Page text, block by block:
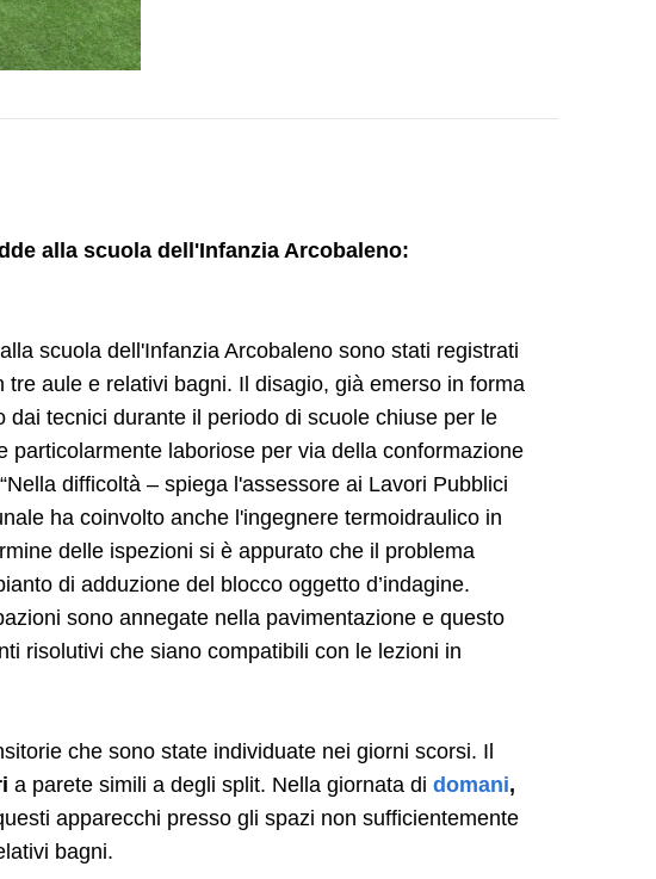
alla scuola dell'Infanzia Arcobaleno:
scuola dell'Infanzia Arcobaleno sono stati registrati
aule e relativi bagni. Il disagio, già emerso in forma
dai tecnici durante il periodo di scuole chiuse per le
particolarmente laboriose per via della conformazione
difficoltà – spiega l'assessore ai Lavori Pubblici
ha coinvolto anche l'ingegnere termoidraulico in
delle ispezioni si è appurato che il problema
di adduzione del blocco oggetto d’indagine.
sono annegate nella pavimentazione e questo
risolutivi che siano compatibili con le lezioni in
che sono state individuate nei giorni scorsi. Il
a parete simili a degli split. Nella giornata di domani,
apparecchi presso gli spazi non sufficientemente
bagni.